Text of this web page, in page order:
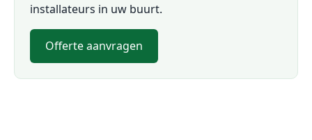
installateurs in uw buurt.
Offerte aanvragen